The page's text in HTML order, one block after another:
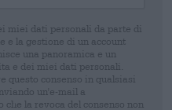
miei dati personali da parte di
e la gestione di un account
una panoramica e un
e dei miei dati personali.
questo consenso in qualsiasi
un'e-mail a
la revoca del consenso non